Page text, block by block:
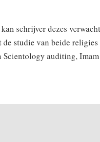
schrijver dezes
studie van beide religies
auditing, Imam